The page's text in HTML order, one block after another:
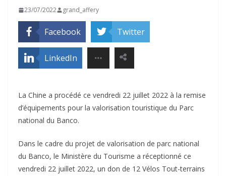
23/07/2022 grand_affery
Facebook Twitter
LinkedIn
La Chine a procédé ce vendredi 22 juillet 2022 à la remise
d’équipements pour la valorisation touristique du Parc
national du Banco.
Dans le cadre du projet de valorisation de parc national
du Banco, le Ministère du Tourisme a réceptionné ce
vendredi 22 juillet 2022, un don de 12 Vélos Tout-terrains